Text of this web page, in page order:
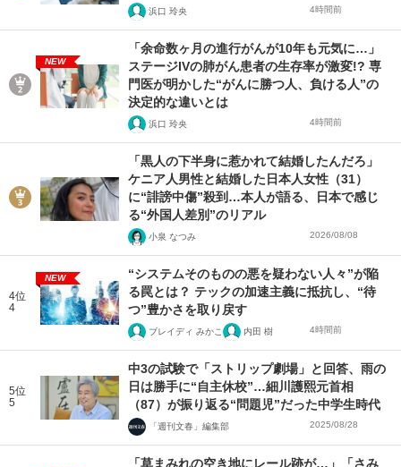
浜口 玲央 4時間前
NEW
「余命数ヶ月の進行がんが10年も元気に…」
ステージIVの肺がん患者の生存率が激変!? 専
門医が明かした“がんに勝つ人、負ける人”の
決定的な違いとは
浜口 玲央 4時間前
「黒人の下半身に惹かれて結婚したんだろ」
ケニア人男性と結婚した日本人女性（31）
に“誹謗中傷”殺到…本人が語る、日本で感じ
る“外国人差別”のリアル
小泉 なつみ 2026/08/08
4位
4
NEW
“システムそのものの悪を疑わない人々”が陥
る罠とは？ テックの加速主義に抵抗し、“待
つ”豊かさを取り戻す
ブレイディ みかこ 内田 樹 4時間前
5位
5
中3の試験で「ストリップ劇場」と回答、雨の
日は勝手に“自主休校”…細川護熙元首相
（87）が振り返る“問題児”だった中学生時代
「週刊文春」編集部 2025/08/28
「草まみれの空き地にレール跡が…」「さみ